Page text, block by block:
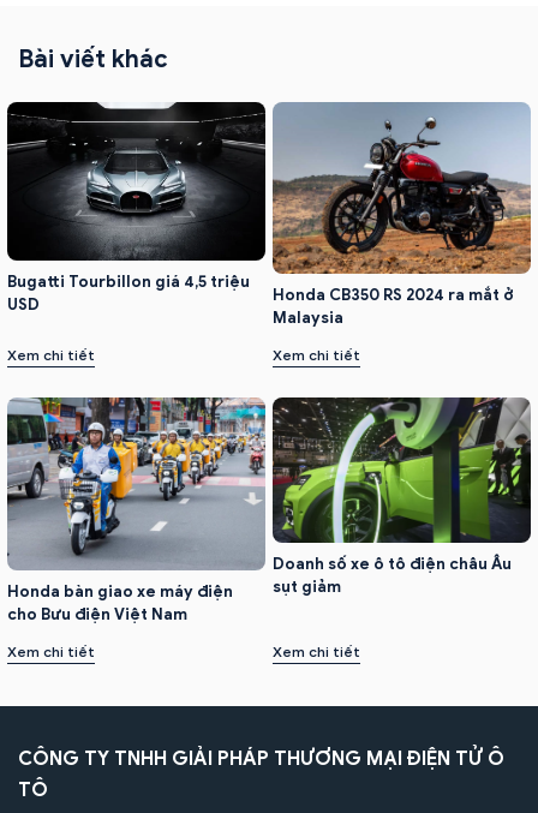
Bài viết khác
Bugatti Tourbillon giá 4,5 triệu
USD
Xem chi tiết
Honda CB350 RS 2024 ra mắt ở
Malaysia
Xem chi tiết
Honda bàn giao xe máy điện
cho Bưu điện Việt Nam
Xem chi tiết
Doanh số xe ô tô điện châu Âu
sụt giảm
Xem chi tiết
CÔNG TY TNHH GIẢI PHÁP THƯƠNG MẠI ĐIỆN TỬ Ô
TÔ